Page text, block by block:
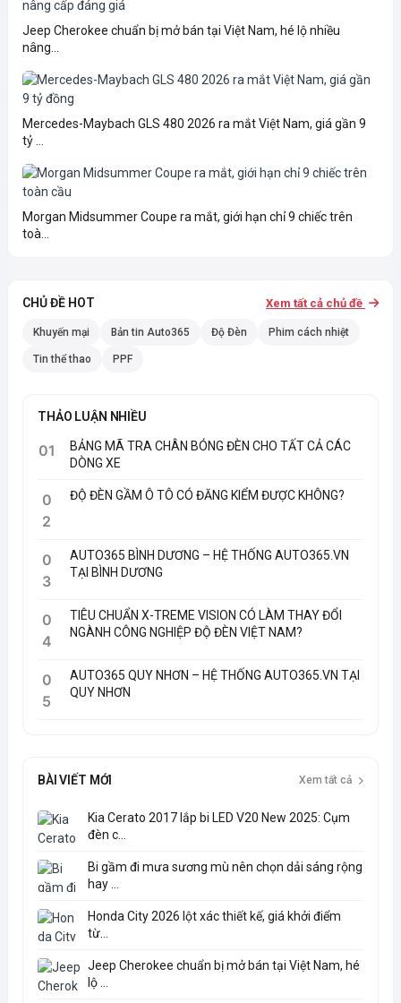
Jeep Cherokee chuẩn bị mở bán tại Việt Nam, hé lộ nhiều
nâng...
Mercedes-Maybach GLS 480 2026 ra mắt Việt Nam, giá gần 9
tỷ ...
Morgan Midsummer Coupe ra mắt, giới hạn chỉ 9 chiếc trên
toà...
CHỦ ĐỀ HOT Xem tất cả chủ đề
Khuyến mại Bản tin Auto365 Độ Đèn Phim cách nhiệt
Tin thể thao PPF
THẢO LUẬN NHIỀU
01
BẢNG MÃ TRA CHÂN BÓNG ĐÈN CHO TẤT CẢ CÁC
DÒNG XE
0
2
ĐỘ ĐÈN GẦM Ô TÔ CÓ ĐĂNG KIỂM ĐƯỢC KHÔNG?
0
3
AUTO365 BÌNH DƯƠNG – HỆ THỐNG AUTO365.VN
TẠI BÌNH DƯƠNG
0
4
TIÊU CHUẨN X-TREME VISION CÓ LÀM THAY ĐỔI
NGÀNH CÔNG NGHIỆP ĐỘ ĐÈN VIỆT NAM?
0
5
AUTO365 QUY NHƠN – HỆ THỐNG AUTO365.VN TẠI
QUY NHƠN
BÀI VIẾT MỚI Xem tất cả
Kia Cerato 2017 lắp bi LED V20 New 2025: Cụm
đèn c...
Bi gầm đi mưa sương mù nên chọn dải sáng rộng
hay ...
Honda City 2026 lột xác thiết kế, giá khởi điểm
từ...
Jeep Cherokee chuẩn bị mở bán tại Việt Nam, hé
lộ ...